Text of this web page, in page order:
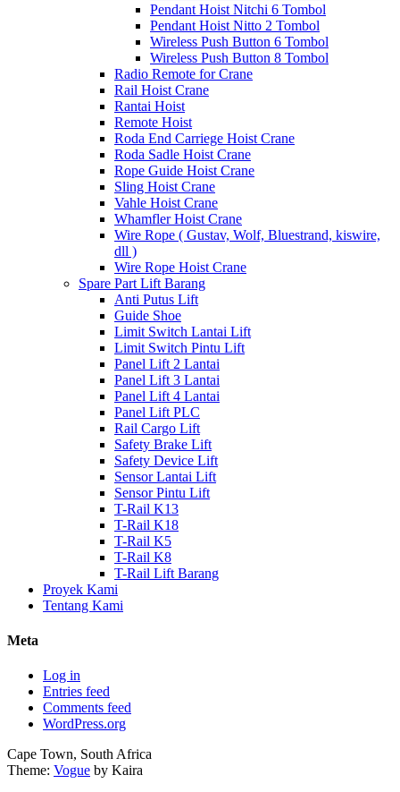
Pendant Hoist Nitchi 6 Tombol
Pendant Hoist Nitto 2 Tombol
Wireless Push Button 6 Tombol
Wireless Push Button 8 Tombol
Radio Remote for Crane
Rail Hoist Crane
Rantai Hoist
Remote Hoist
Roda End Carriege Hoist Crane
Roda Sadle Hoist Crane
Rope Guide Hoist Crane
Sling Hoist Crane
Vahle Hoist Crane
Whamfler Hoist Crane
Wire Rope ( Gustav, Wolf, Bluestrand, kiswire,
dll )
Wire Rope Hoist Crane
Spare Part Lift Barang
Anti Putus Lift
Guide Shoe
Limit Switch Lantai Lift
Limit Switch Pintu Lift
Panel Lift 2 Lantai
Panel Lift 3 Lantai
Panel Lift 4 Lantai
Panel Lift PLC
Rail Cargo Lift
Safety Brake Lift
Safety Device Lift
Sensor Lantai Lift
Sensor Pintu Lift
T-Rail K13
T-Rail K18
T-Rail K5
T-Rail K8
T-Rail Lift Barang
Proyek Kami
Tentang Kami
Meta
Log in
Entries feed
Comments feed
WordPress.org
Cape Town, South Africa
Theme: Vogue by Kaira